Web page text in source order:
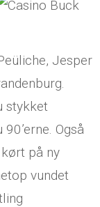
Jesper
stykket
Også
kørt på ny
vundet